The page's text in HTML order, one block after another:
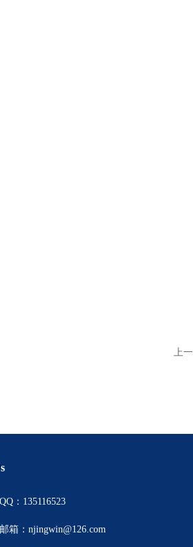
上
：135116523
箱：njingwin@126.com